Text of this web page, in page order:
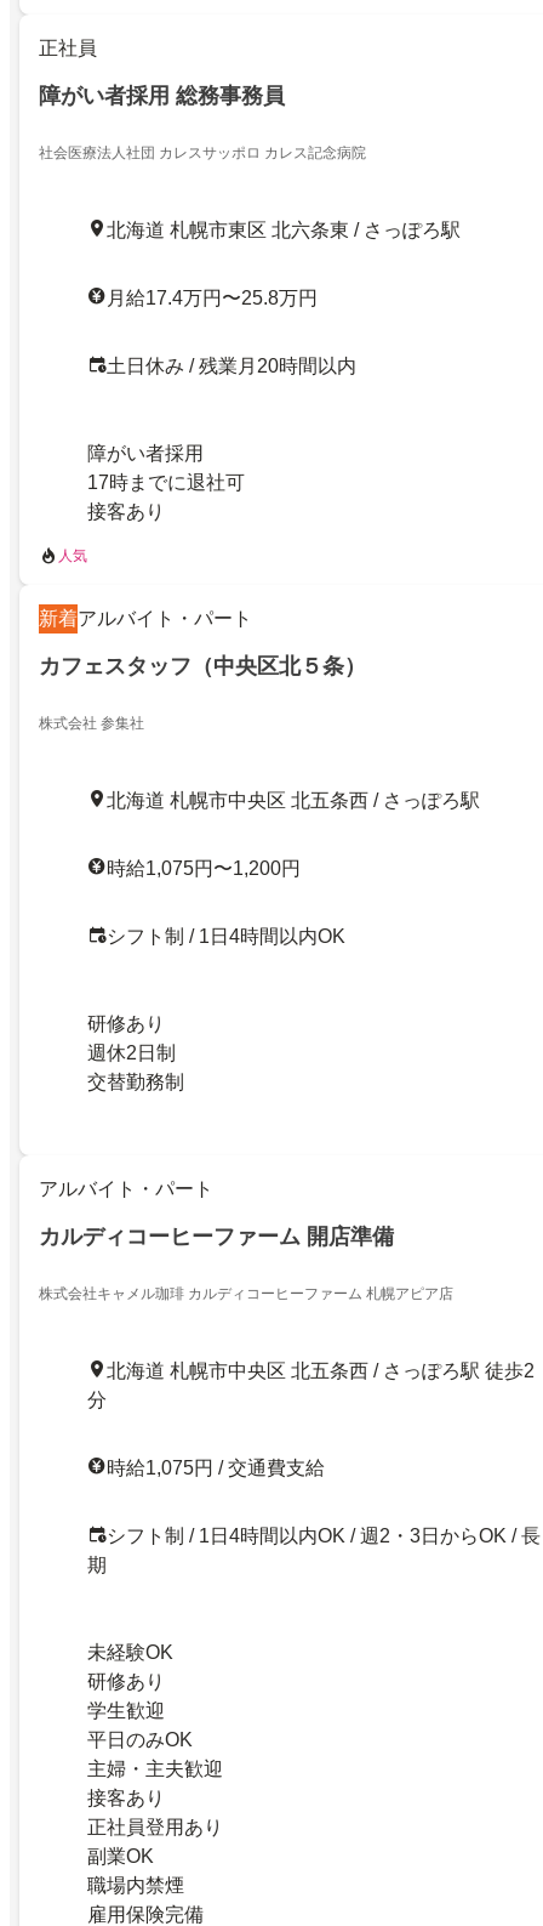
正社員
障がい者採用 総務事務員
社会医療法人社団 カレスサッポロ カレス記念病院
北海道 札幌市東区 北六条東 / さっぽろ駅
月給17.4万円〜25.8万円
土日休み / 残業月20時間以内
障がい者採用
17時までに退社可
接客あり
人気
新着アルバイト・パート
カフェスタッフ（中央区北５条）
株式会社 参集社
北海道 札幌市中央区 北五条西 / さっぽろ駅
時給1,075円〜1,200円
シフト制 / 1日4時間以内OK
研修あり
週休2日制
交替勤務制
アルバイト・パート
カルディコーヒーファーム 開店準備
株式会社キャメル珈琲 カルディコーヒーファーム 札幌アピア店
北海道 札幌市中央区 北五条西 / さっぽろ駅 徒歩2
分
時給1,075円 / 交通費支給
シフト制 / 1日4時間以内OK / 週2・3日からOK / 長
期
未経験OK
研修あり
学生歓迎
平日のみOK
主婦・主夫歓迎
接客あり
正社員登用あり
副業OK
職場内禁煙
雇用保険完備